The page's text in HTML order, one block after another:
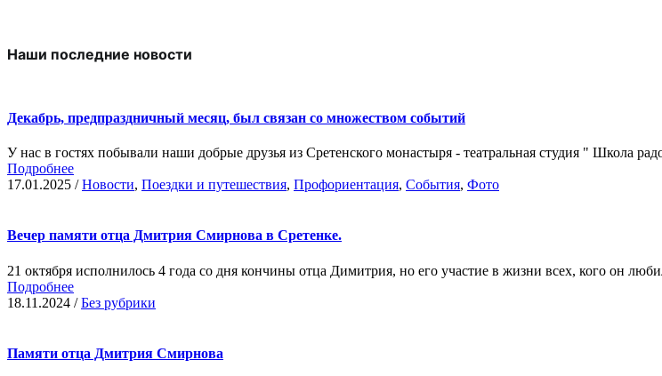
Наши последние новости
Декабрь, предпраздничный месяц, был связан со множеством событий
У нас в гостях побывали наши добрые друзья из Сретенского монастыря - театральная студия " Школа
Подробнее
17.01.2025 /Новости, Поездки и путешествия, Профориентация, События, Фото
Вечер памяти отца Дмитрия Смирнова в Сретенке.
21 октября исполнилось 4 года со дня кончины отца Димитрия, но его участие в жизни всех, кого он
Подробнее
18.11.2024 /Без рубрики
Памяти отца Дмитрия Смирнова